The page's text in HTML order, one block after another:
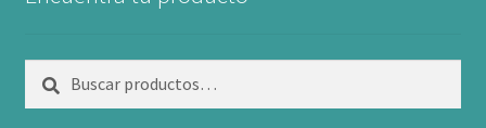
Buscar
Buscar